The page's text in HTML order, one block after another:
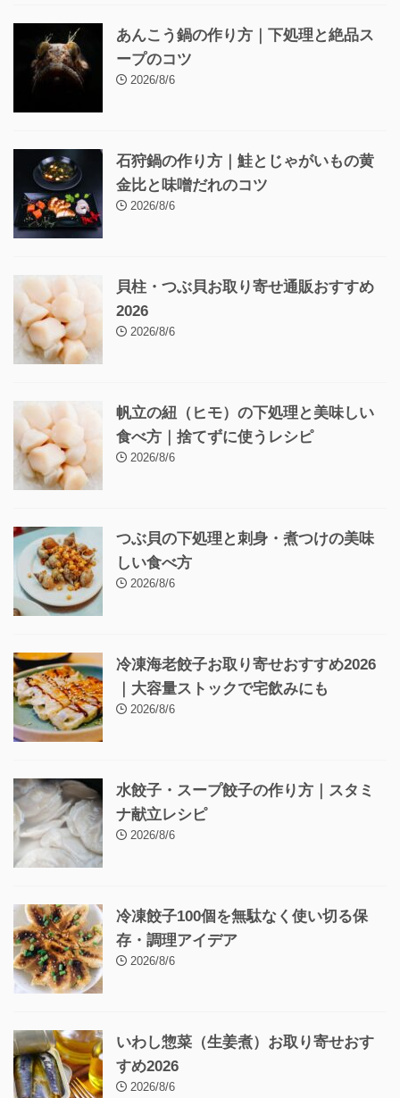
あんこう鍋の作り方｜下処理と絶品ス
ープのコツ
2026/8/6
石狩鍋の作り方｜鮭とじゃがいもの黄
金比と味噌だれのコツ
2026/8/6
貝柱・つぶ貝お取り寄せ通販おすすめ
2026
2026/8/6
帆立の紐（ヒモ）の下処理と美味しい
食べ方｜捨てずに使うレシピ
2026/8/6
つぶ貝の下処理と刺身・煮つけの美味
しい食べ方
2026/8/6
冷凍海老餃子お取り寄せおすすめ2026
｜大容量ストックで宅飲みにも
2026/8/6
水餃子・スープ餃子の作り方｜スタミ
ナ献立レシピ
2026/8/6
冷凍餃子100個を無駄なく使い切る保
存・調理アイデア
2026/8/6
いわし惣菜（生姜煮）お取り寄せおす
すめ2026
2026/8/6